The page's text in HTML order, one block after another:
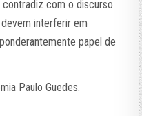
com o discurso
interferir em
papel de
Paulo Guedes.